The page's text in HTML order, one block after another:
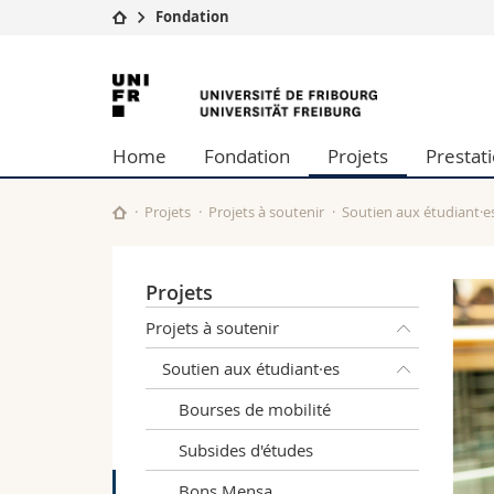
Université
Recherche
Université
Formation continue
Sciences
Lettres et
Sciences
Fondation
Université
de
Fribourg
Home Fondation Projets
Projets Projets à soutenir Soutien aux
Projets
Projets à soutenir
Soutien aux étudiant·es
Bourses de mobilité
Subsides d'études